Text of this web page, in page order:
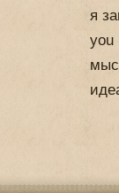
я
you